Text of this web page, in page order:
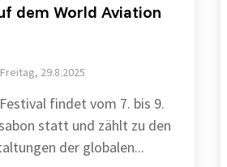
dem World Aviation
Freitag, 29.8.2025
findet vom 7. bis 9.
statt und zählt zu den
der globalen...